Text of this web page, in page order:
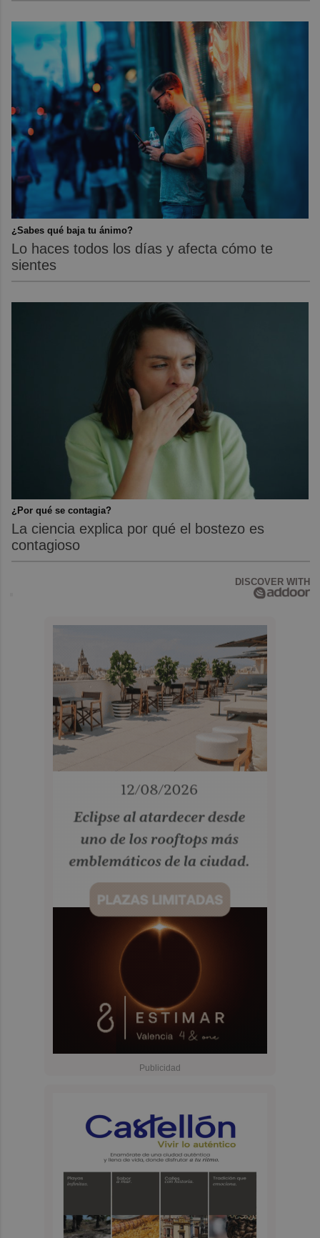
¿Sabes qué baja tu ánimo?
Lo haces todos los días y afecta cómo te
sientes
¿Por qué se contagia?
La ciencia explica por qué el bostezo es
contagioso
DISCOVER WITH